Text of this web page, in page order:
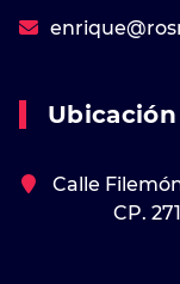
Ubicación
Calle
CP.